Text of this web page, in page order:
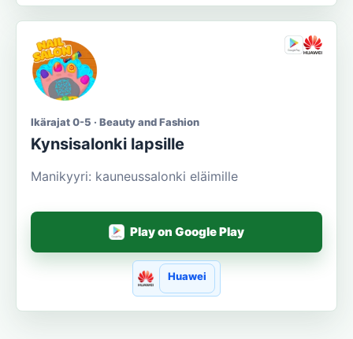
Ikärajat 0-5 · Beauty and Fashion
Kynsisalonki lapsille
Manikyyri: kauneussalonki eläimille
Play on Google Play
Huawei